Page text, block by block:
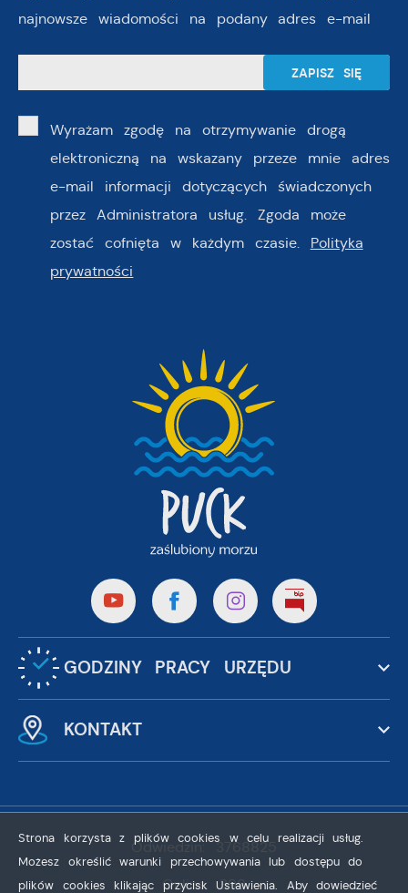
najnowsze wiadomości na podany adres e-mail
Wyrażam zgodę na otrzymywanie drogą
elektroniczną na wskazany przeze mnie adres
e-mail informacji dotyczących świadczonych
przez Administratora usług. Zgoda może
zostać cofnięta w każdym czasie. Polityka
prywatności
GODZINY PRACY URZĘDU
KONTAKT
Odwiedzin: 3768825
Online: 399
Strona korzysta z plików cookies w celu realizacji usług.
Możesz określić warunki przechowywania lub dostępu do
plików cookies klikając przycisk Ustawienia. Aby dowiedzieć